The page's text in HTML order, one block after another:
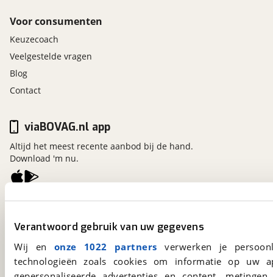
Verantwoord gebruik van uw gegevens
Wij en onze 1022 partners verwerken je
technologieën zoals cookies om informatie op
Voor consumenten
Keuzecoach
Veelgestelde vragen
Blog
Contact
viaBOVAG.nl
Kosterijland
3981 AJ Bunnik
Een initiatief van
BOVAG
viaBOVAG.nl app
Altijd het meest recente aanbod bij de hand.
Download 'm nu.